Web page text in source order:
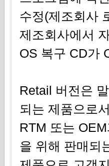
수정(제조회사
제조회사에서
OS 복구 CD가
Retail 버전은
되는 제품으로서
RTM 또는
을 위해 판매되